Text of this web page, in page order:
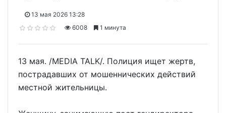
13 мая 2026 13:28
6008
1 минута
13 мая. /MEDIA TALK/. Полиция ищет жертв,
пострадавших от мошеннических действий
местной жительницы.